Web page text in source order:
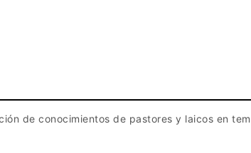
de conocimientos de pastores y laicos en